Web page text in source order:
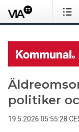
politiker
19.5.2026 05:55:28